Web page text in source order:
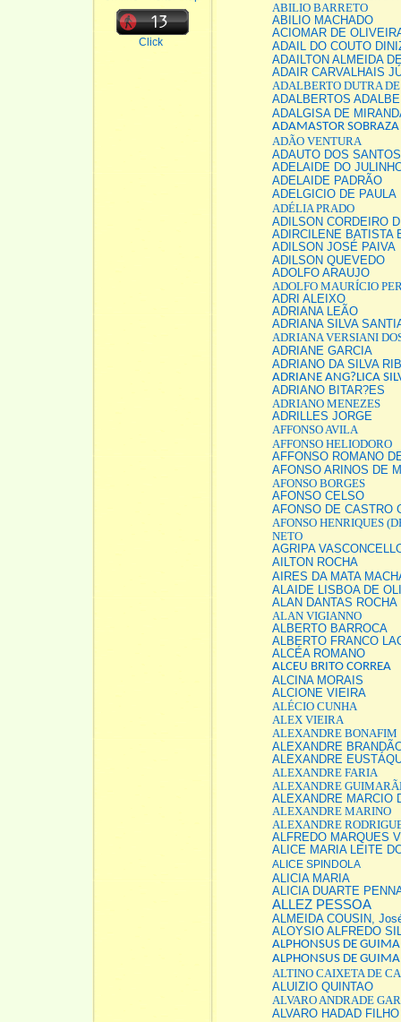
Click
ABILIO BARRETO
ABILIO MACHADO
ACIOMAR DE
ADAIL DO COUTO
ADAILTON ALMEIDA
ADAIR CARVALHAIS
ADALBERTO DUTRA
ADALBERTOS
ADALGISA DE
ADAMASTOR
ADÃO VENTURA
ADAUTO DOS SANTOS
ADELAIDE DO
ADELAIDE PADRÃO
ADELGICIO DE PAULA
ADÉLIA PRADO
ADILSON CORDEIRO
ADIRCILENE BATISTA
ADILSON JOSÉ PAIVA
ADILSON QUEVEDO
ADOLFO ARAUJO
ADOLFO MAURÍCIO
ADRI ALEIXO
ADRIANA LEÃO
ADRIANA SILVA
ADRIANA VERSIANI
ADRIANE GARCIA
ADRIANO DA SILVA
ADRIANE ANG?LICA
ADRIANO BITAR?ES
ADRIANO MENEZES
ADRILLES JORGE
AFFONSO AVILA
AFFONSO HELIODORO
AFFONSO ROMANO
AFONSO ARINOS DE
AFONSO BORGES
AFONSO CELSO
AFONSO DE CASTRO
AFONSO HENRIQUES
NETO
AGRIPA
AILTON ROCHA
AIRES DA MATA
ALAIDE LISBOA DE
ALAN DANTAS ROCHA
ALAN VIGIANNO
ALBERTO BARROCA
ALBERTO FRANCO
ALCÉA ROMANO
ALCEU BRITO CORREA
ALCINA MORAIS
ALCIONE VIEIRA
ALÉCIO CUNHA
ALEX VIEIRA
ALEXANDRE BONAFIM
ALEXANDRE
ALEXANDRE
ALEXANDRE FARIA
ALEXANDRE
ALEXANDRE MARCIO
ALEXANDRE MARINO
ALEXANDRE
ALFREDO MARQUES
ALICE MARIA LEITE
ALICE SPINDOLA
ALICIA MARIA
ALICIA DUARTE
ALLEZ PESSOA
ALMEIDA COUSIN,
ALOYSIO ALFREDO
ALPHONSUS DE
ALPHONSUS DE
ALTINO CAIXETA DE
ALUIZIO QUINTAO
ALVARO ANDRADE
ALVARO HADAD FILHO